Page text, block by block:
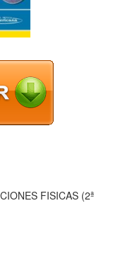
FISICAS (2ª